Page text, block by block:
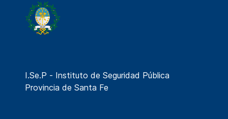
I.Se.P - Instituto de Seguridad Pública
Provincia de Santa Fe